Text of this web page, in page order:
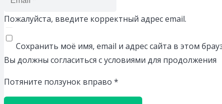
Пожалуйста, введите корректный адрес email.
Сохранить моё имя, email и адрес сайта в этом
Вы должны согласиться с условиями для продолжения
Потяните ползунок вправо *